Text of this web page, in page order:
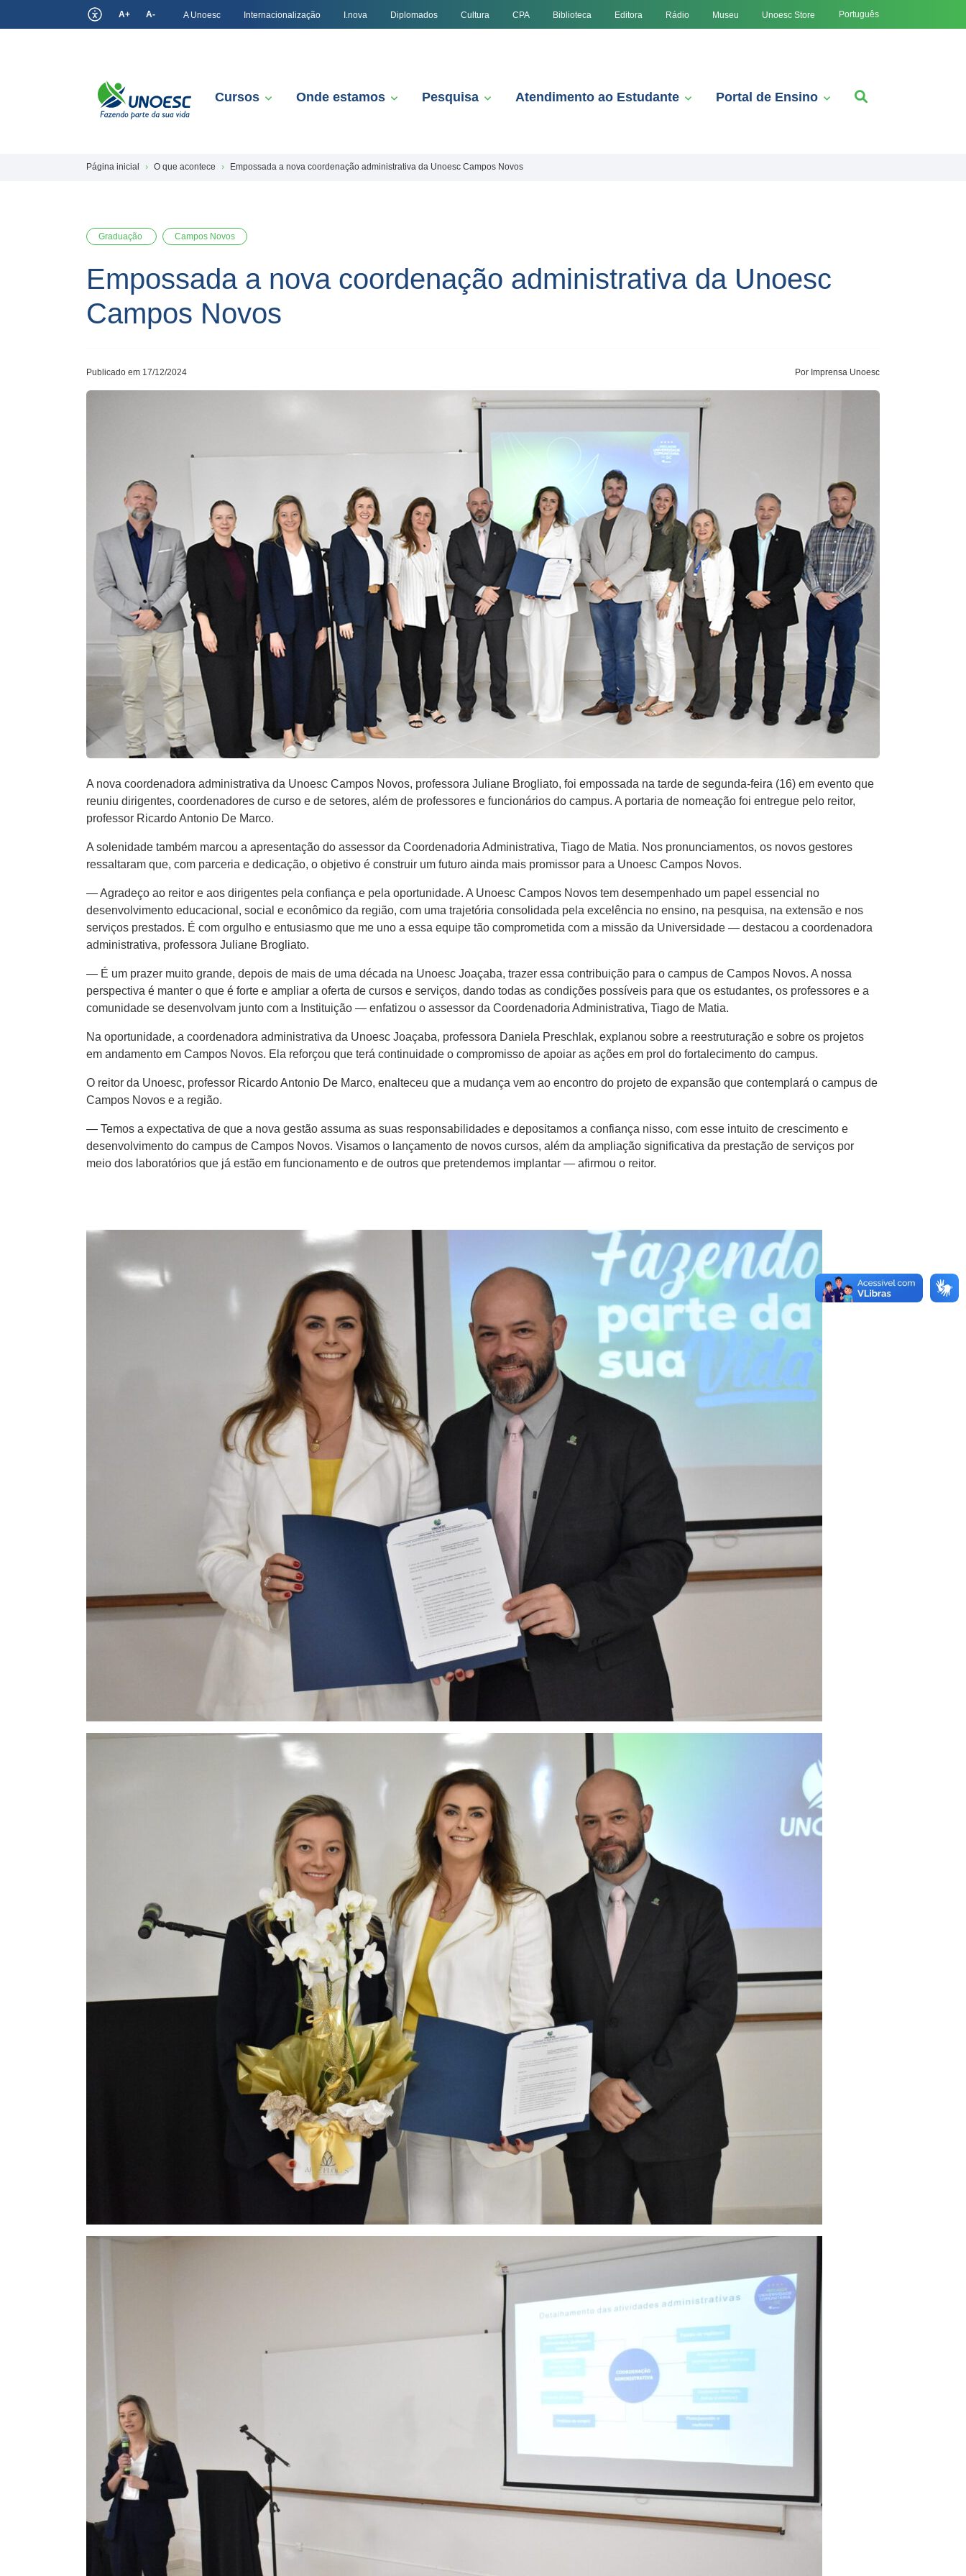
A+ A- A Unoesc Internacionalização I.nova Diplomados Cultura CPA Biblioteca Editora Rádio Museu Unoesc Store Português
Cursos Onde estamos Pesquisa Atendimento ao Estudante Portal de Ensino
Página inicial O que acontece Empossada a nova coordenação administrativa da Unoesc Campos Novos
Graduação Campos Novos
Empossada a nova coordenação administrativa da Unoesc
Campos Novos
Publicado em 17/12/2024 Por Imprensa Unoesc
A nova coordenadora administrativa da Unoesc Campos Novos, professora Juliane Brogliato, foi empossada na tarde de segunda-feira (16) em evento que
reuniu dirigentes, coordenadores de curso e de setores, além de professores e funcionários do campus. A portaria de nomeação foi entregue pelo reitor,
professor Ricardo Antonio De Marco.
A solenidade também marcou a apresentação do assessor da Coordenadoria Administrativa, Tiago de Matia. Nos pronunciamentos, os novos gestores
ressaltaram que, com parceria e dedicação, o objetivo é construir um futuro ainda mais promissor para a Unoesc Campos Novos.
— Agradeço ao reitor e aos dirigentes pela confiança e pela oportunidade. A Unoesc Campos Novos tem desempenhado um papel essencial no
desenvolvimento educacional, social e econômico da região, com uma trajetória consolidada pela excelência no ensino, na pesquisa, na extensão e nos
serviços prestados. É com orgulho e entusiasmo que me uno a essa equipe tão comprometida com a missão da Universidade — destacou a coordenadora
administrativa, professora Juliane Brogliato.
— É um prazer muito grande, depois de mais de uma década na Unoesc Joaçaba, trazer essa contribuição para o campus de Campos Novos. A nossa
perspectiva é manter o que é forte e ampliar a oferta de cursos e serviços, dando todas as condições possíveis para que os estudantes, os professores e a
comunidade se desenvolvam junto com a Instituição — enfatizou o assessor da Coordenadoria Administrativa, Tiago de Matia.
Na oportunidade, a coordenadora administrativa da Unoesc Joaçaba, professora Daniela Preschlak, explanou sobre a reestruturação e sobre os projetos
em andamento em Campos Novos. Ela reforçou que terá continuidade o compromisso de apoiar as ações em prol do fortalecimento do campus.
O reitor da Unoesc, professor Ricardo Antonio De Marco, enalteceu que a mudança vem ao encontro do projeto de expansão que contemplará o campus de
Campos Novos e a região.
— Temos a expectativa de que a nova gestão assuma as suas responsabilidades e depositamos a confiança nisso, com esse intuito de crescimento e
desenvolvimento do campus de Campos Novos. Visamos o lançamento de novos cursos, além da ampliação significativa da prestação de serviços por
meio dos laboratórios que já estão em funcionamento e de outros que pretendemos implantar — afirmou o reitor.